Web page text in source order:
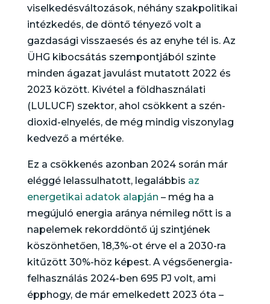
viselkedésváltozások, néhány szakpolitikai
intézkedés, de döntő tényező volt a
gazdasági visszaesés és az enyhe tél is. Az
ÜHG kibocsátás szempontjából szinte
minden ágazat javulást mutatott 2022 és
2023 között. Kivétel a földhasználati
(LULUCF) szektor, ahol csökkent a szén-
dioxid-elnyelés, de még mindig viszonylag
kedvező a mértéke.
Ez a csökkenés azonban 2024 során már
eléggé lelassulhatott, legalábbis az
energetikai adatok alapján – még ha a
megújuló energia aránya némileg nőtt is a
napelemek rekorddöntő új szintjének
köszönhetően, 18,3%-ot érve el a 2030-ra
kitűzött 30%-höz képest. A végsőenergia-
felhasználás 2024-ben 695 PJ volt, ami
épphogy, de már emelkedett 2023 óta –